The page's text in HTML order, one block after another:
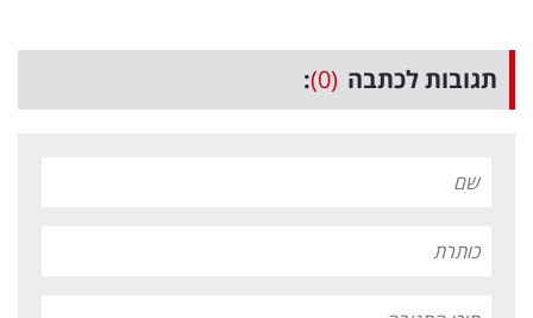
תגובות לכתבה (0)
: